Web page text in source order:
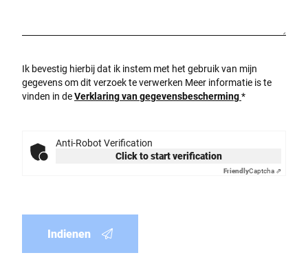
Ik bevestig hierbij dat ik instem met het gebruik van mijn
gegevens om dit verzoek te verwerken Meer informatie is te
vinden in deVerklaring van gegevensbescherming*
Anti-Robot Verification
Click to start verification
FriendlyCaptcha ⇗
Indienen